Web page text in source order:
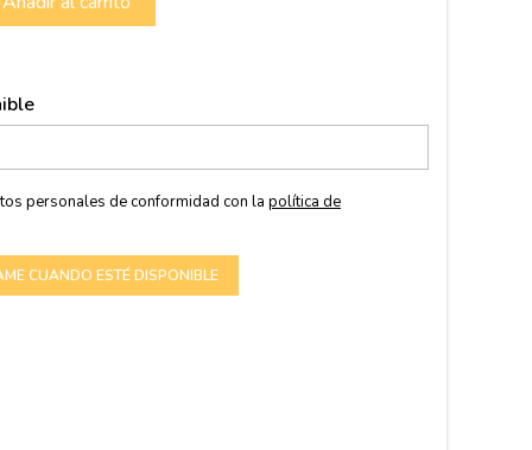
personales de conformidad con la política de
CUANDO ESTÉ DISPONIBLE